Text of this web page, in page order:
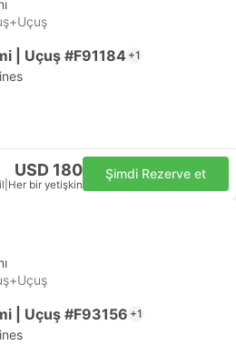
| Uçuş #F91184 +1
USD 180
Her bir yetişkin
Şimdi Rezerve et
| Uçuş #F93156 +1